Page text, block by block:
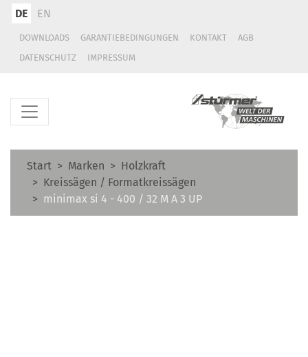
DE EN
DOWNLOADS GARANTIEBEDINGUNGEN KONTAKT
AGB
DATENSCHUTZ
IMPRESSUM
Start Marken
Holzkraft
Kreissägen / Formatkreissägen
minimax si 4 - 400 / 32 M A 3 UP